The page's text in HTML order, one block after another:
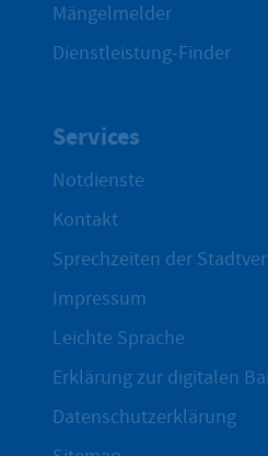
Mängelmelder
Dienstleistung-Finder
Services
Notdienste
Kontakt
Sprechzeiten der
Impressum
Leichte Sprache
Erklärung zur digitalen
Datenschutzerklärung